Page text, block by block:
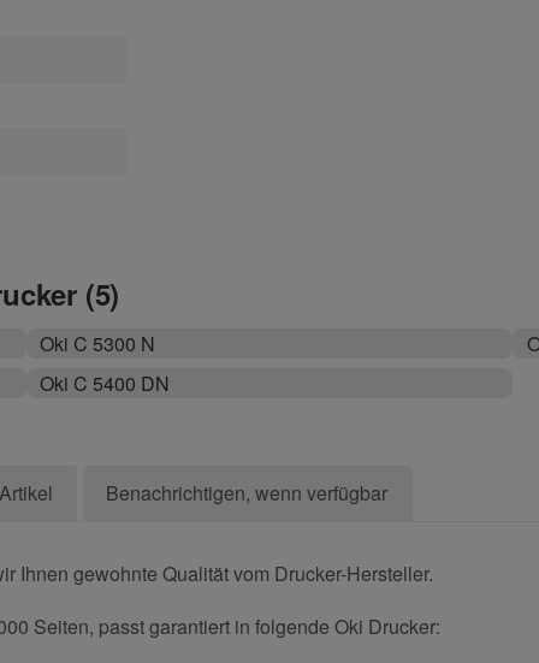
(5)
Oki C 5300 N
Oki C 5400 DN
Benachrichtigen, wenn verfügbar
Ihnen gewohnte Qualität vom Drucker-Hersteller.
Seiten, passt garantiert in folgende Oki Drucker: